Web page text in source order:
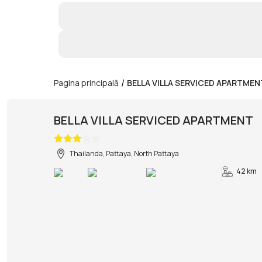
Pagina principală / BELLA VILLA SERVICED
BELLA VILLA SERVICED APARTMENT
Thailanda, Pattaya, North Pattaya
42 km